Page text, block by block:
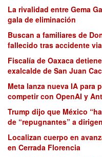
La rivalidad entre Gema
gala de eliminación
Buscan a familiares de
fallecido tras accidente
Fiscalía de Oaxaca
exalcalde de San Juan
Meta lanza nueva IA para
competir con OpenAI y
Trump dijo que México
de “repugnantes” a
Localizan cuerpo en
en Cerrada Florencia